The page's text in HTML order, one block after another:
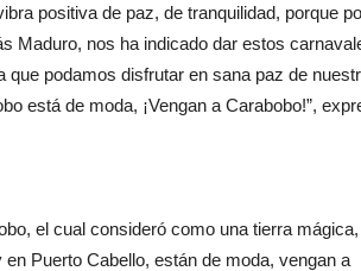
positiva de paz, de tranquilidad, porque
Maduro, nos ha indicado dar estos
podamos disfrutar en sana paz de
está de moda, ¡Vengan a Carabobo!”,
el cual consideró como una tierra mágica,
Puerto Cabello, están de moda, vengan a